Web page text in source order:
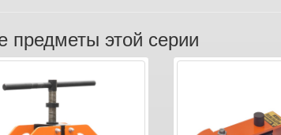
предметы этой серии